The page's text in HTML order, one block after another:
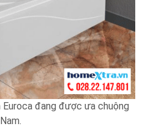
Euroca đang được ưa chuộng